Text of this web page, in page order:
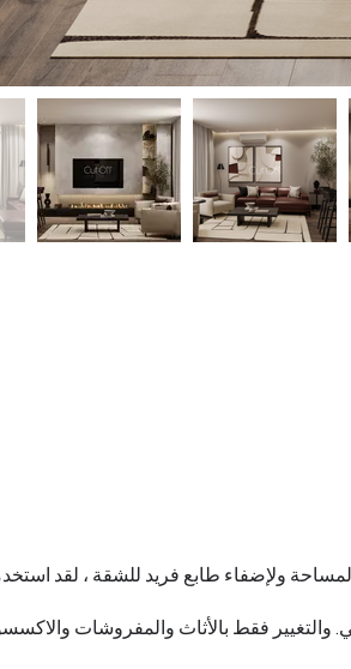
ولإضفاء طابع فريد للشقة ، لقد